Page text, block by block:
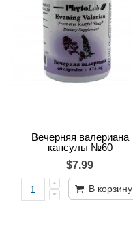
Вечерняя валериана
капсулы №60
$7.99
В корзину